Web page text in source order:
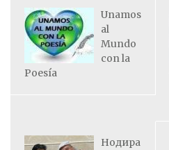
Unamos
al
Mundo
con la
Poesía
Нодира